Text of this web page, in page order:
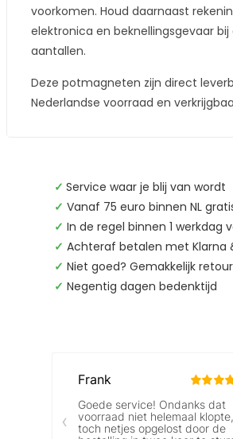
voorkomen. Houd daarnaast
elektronica en beknellingsgevaar
aantallen.
Deze potmagneten zijn direct
Nederlandse voorraad en
✓ Service waar je blij van wordt
✓ Vanaf 75 euro binnen NL
✓ In de regel binnen 1 werkdag
✓ Achteraf betalen met Klarna
✓ Niet goed? Gemakkelijk
✓ Negentig dagen bedenktijd